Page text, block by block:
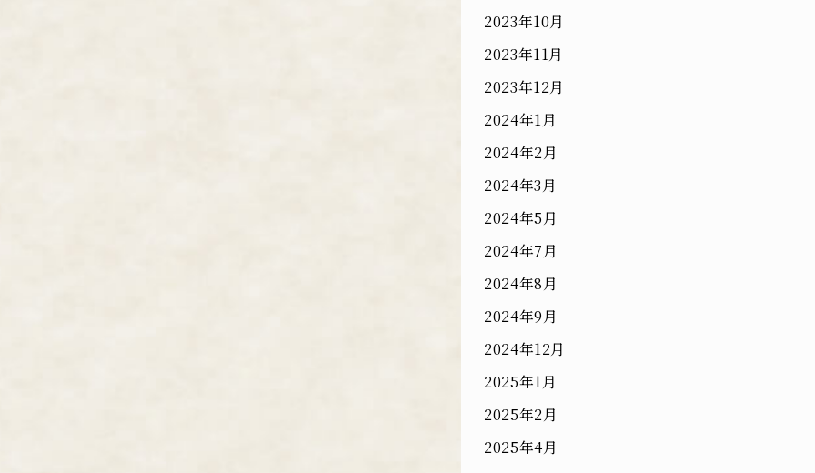
2023年10月
2023年11月
2023年12月
2024年1月
2024年2月
2024年3月
2024年5月
2024年7月
2024年8月
2024年9月
2024年12月
2025年1月
2025年2月
2025年4月